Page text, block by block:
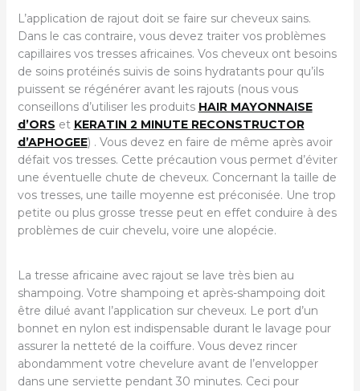
L’application de rajout doit se faire sur cheveux sains.
Dans le cas contraire, vous devez traiter vos problèmes
capillaires vos tresses africaines. Vos cheveux ont besoins
de soins protéinés suivis de soins hydratants pour qu’ils
puissent se régénérer avant les rajouts (nous vous
conseillons d’utiliser les produits HAIR MAYONNAISE
d’ORS et KERATIN 2 MINUTE RECONSTRUCTOR
d’APHOGEE) . Vous devez en faire de même après avoir
défait vos tresses. Cette précaution vous permet d’éviter
une éventuelle chute de cheveux. Concernant la taille de
vos tresses, une taille moyenne est préconisée. Une trop
petite ou plus grosse tresse peut en effet conduire à des
problèmes de cuir chevelu, voire une alopécie.
La tresse africaine avec rajout se lave très bien au
shampoing. Votre shampoing et après-shampoing doit
être dilué avant l’application sur cheveux. Le port d’un
bonnet en nylon est indispensable durant le lavage pour
assurer la netteté de la coiffure. Vous devez rincer
abondamment votre chevelure avant de l’envelopper
dans une serviette pendant 30 minutes. Ceci pour